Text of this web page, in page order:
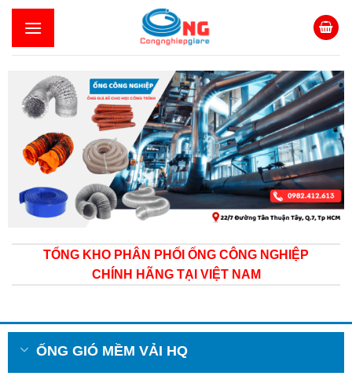
Skip
content
TỔNG KHO PHÂN PHỐI ỐNG CÔNG NGHIỆP
CHÍNH HÃNG TẠI VIỆT NAM
ỐNG GIÓ MỀM VẢI HQ